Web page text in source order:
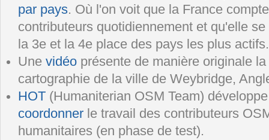
par pays. Où l'on voit que la France
contributeurs quotidiennement et qu'elle
la 3e et la 4e place des pays les plus actifs.
Unevidéo présente de manière originale
cartographie de la ville de Weybridge,
HOT (Humaniterian OSM Team)
coordonner le travail des contributeurs
humanitaires (en phase de test).